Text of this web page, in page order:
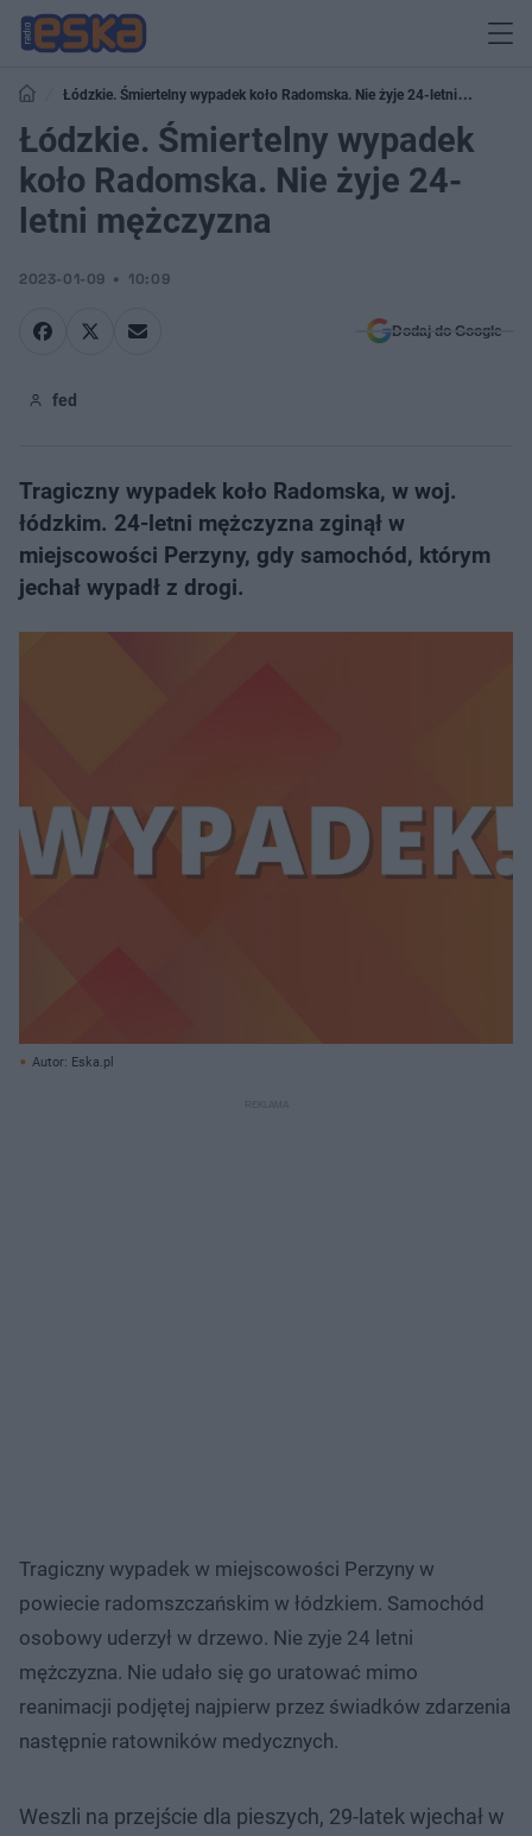
Łódzkie. Śmiertelny wypadek koło Radomska. Nie żyje 24-letni
mężczyzna
Łódzkie. Śmiertelny wypadek
koło Radomska. Nie żyje 24-
letni mężczyzna
2023-01-09 10:09
Dodaj do Google
fed
Tragiczny wypadek koło Radomska, w woj.
łódzkim. 24-letni mężczyzna zginął w
miejscowości Perzyny, gdy samochód, którym
jechał wypadł z drogi.
Autor: Eska.pl
Tragiczny wypadek w miejscowości Perzyny w
powiecie radomszczańskim w łódzkiem. Samochód
osobowy uderzył w drzewo. Nie zyje 24 letni
mężczyzna. Nie udało się go uratować mimo
reanimacji podjętej najpierw przez świadków zdarzenia
następnie ratowników medycznych.
Weszli na przejście dla pieszych, 29-latek wjechał w